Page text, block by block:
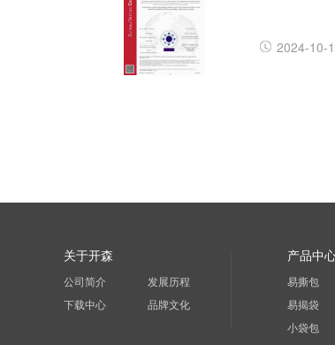
2024-10-
关于开森
公司简介
发展历程
下载中心
品牌文化
产品中
易撕包
易揭袋
小袋包